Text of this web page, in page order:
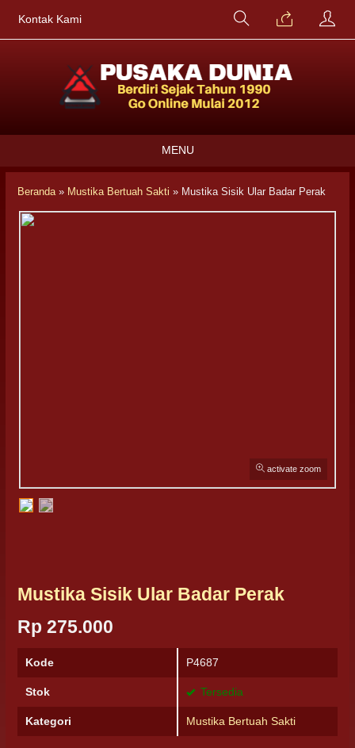
Kontak Kami
MENU
Beranda» Mustika Bertuah Sakti » Mustika Sisik Ular Badar Perak
activate zoom
Mustika Sisik Ular Badar Perak
Rp 275.000
Kode P4687
Stok Tersedia
Kategori Mustika Bertuah Sakti